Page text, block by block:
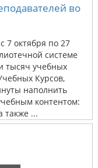
во
7 октября по 27
системе
тысяч учебных
Курсов,
наполнить
контентом:
также ...